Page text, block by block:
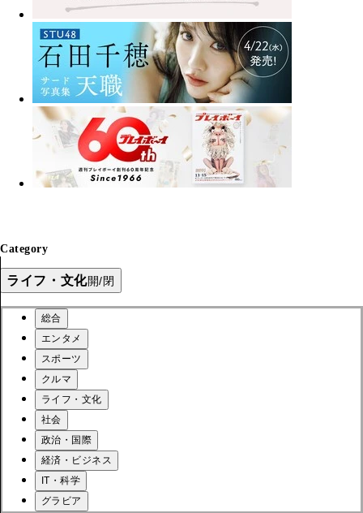
Category
ライフ・文化開/閉
総合
エンタメ
スポーツ
クルマ
ライフ・文化
社会
政治・国際
経済・ビジネス
IT・科学
グラビア